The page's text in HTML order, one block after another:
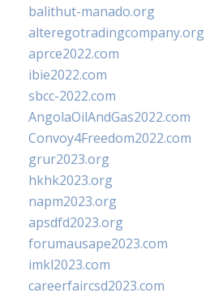
balithut-manado.org
alteregotradingcompany.org
aprce2022.com
ibie2022.com
sbcc-2022.com
AngolaOilAndGas2022.com
Convoy4Freedom2022.com
grur2023.org
hkhk2023.org
napm2023.org
apsdfd2023.org
forumausape2023.com
imkl2023.com
careerfaircsd2023.com